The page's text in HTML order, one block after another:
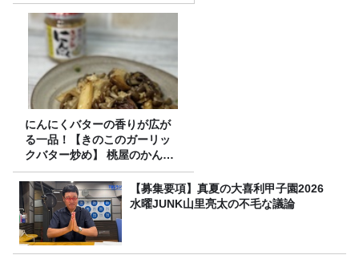
にんにくバターの香りが広が
る一品！【きのこのガーリッ
クバター炒め】 桃屋のかんた
んレシピ
【募集要項】真夏の大喜利甲子園2026
水曜JUNK山里亮太の不毛な議論